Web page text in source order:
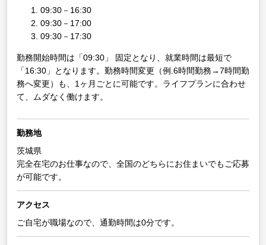
09:30－16:30
09:30－17:00
09:30－17:30
勤務開始時間は「09:30」 固定となり、就業時間は最短で
「16:30」となります。勤務時間変更（例.6時間勤務→7時間勤
務へ変更）も、1ヶ月ごとに可能です。ライフプランに合わせ
て、ムダなく働けます。
勤務地
茨城県
完全在宅のお仕事なので、全国のどちらにお住まいでもご応募
が可能です。
アクセス
ご自宅が職場なので、通勤時間は0分です。